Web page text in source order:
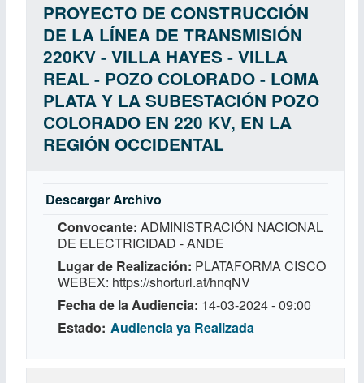
PROYECTO DE CONSTRUCCIÓN
DE LA LÍNEA DE TRANSMISIÓN
220KV - VILLA HAYES - VILLA
REAL - POZO COLORADO - LOMA
PLATA Y LA SUBESTACIÓN POZO
COLORADO EN 220 KV, EN LA
REGIÓN OCCIDENTAL
Descargar Archivo
Convocante ADMINISTRACIÓN NACIONAL
DE ELECTRICIDAD - ANDE
Lugar de Realización PLATAFORMA CISCO
WEBEX: https://shorturl.at/hnqNV
Fecha de la Audiencia 14-03-2024 - 09:00
Estado Audiencia ya Realizada